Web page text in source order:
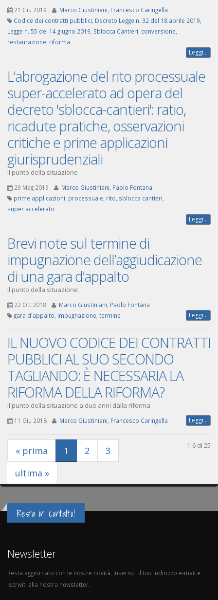
21 Giu 2019 Marco Giustiniani Francesco Caringella
Codice dei contratti pubblici Decreto Legge n. 32 del 18 aprile 2019
Legge n. 55 del 14 giugno 2019 Sblocca Cantieri conversione
restaurazione riforma
Leggi...
L’abrogazione del rito processuale
super-accelerato ad opera del
decreto 'sblocca-cantieri': ratio,
ricadute pratiche, osservazioni
critiche e prime applicazioni
giurisprudenziali
il punto della situazione
29 Mag 2019 Marco Giustiniani Paolo Fontana
prime applicazioni processuale rito sblocca cantieri
super accelerato
Leggi...
Brevi note sul termine di
impugnazione dell’aggiudicazione
di una gara d’appalto
il punto della situazione
22 Ott 2018 Marco Giustiniani Paolo Fontana
gara d'appalto impugnazione termine Leggi...
IL NUOVO CODICE DEI CONTRATTI
PUBBLICI AL SUO SECONDO
TAGLIANDO: È NECESSARIA LA
RIFORMA DELLA RIFORMA?
il punto della situazione a due anni dalla riforma
11 Giu 2018 Marco Giustiniani Francesco Caringella Leggi...
« prima 1 (current)
2
3
ultima »
1-6 di 25
Resta in contatto!
Newsletter
Resta aggiornato con le nostre novità. Inserisci il tuo indirizzo e-mail e
iscriviti alla nostra newsletter.